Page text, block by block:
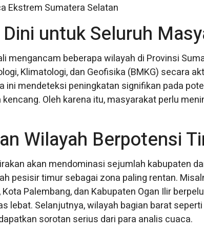
untuk Seluruh
mengancam beberapa wilayah di Provinsi
Klimatologi, dan Geofisika (BMKG) secara
ini mendeteksi peningkatan signifikan pada
Oleh karena itu, masyarakat perlu
Wilayah Berpotensi
akan mendominasi sejumlah kabupaten
pesisir timur sebagai zona paling rentan.
Palembang, dan Kabupaten Ogan Ilir
lebat. Selanjutnya, wilayah bagian barat
sorotan serius dari para analis cuaca.